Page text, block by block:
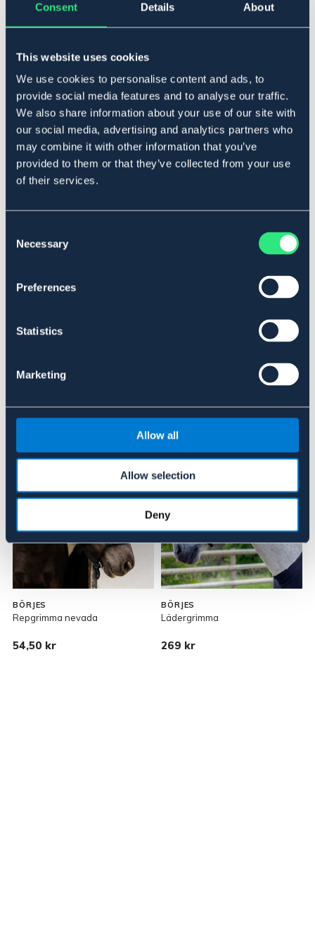
Consent Details About
This website uses cookies
We use cookies to personalise content and ads, to
provide social media features and to analyse our traffic.
We also share information about your use of our site with
our social media, advertising and analytics partners who
may combine it with other information that you’ve
provided to them or that they’ve collected from your use
of their services.
Selection
Necessary
Preferences
Statistics
Marketing
Allow all
Allow selection
Deny
I lager
Produktbeskrivning
Grimma tillverkad i mjuk polypropylene. Nylonfodrad
nos, sidostycke och nackstycke. Ställbar i både nacke
och nos. Borstade guldfärgade spännen. En lätt grimma
som är behaglig för hästen att bära.
BRUN
Se lager i butik
Liknande produkter
BÖRJES
Repgrimma nevada
54,50 kr
BÖRJES
Lädergrimma
269 kr